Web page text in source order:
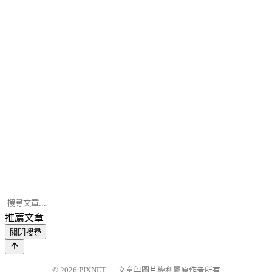
推薦文章
關閉搜尋
© 2026 PIXNET 文章與圖片權利屬原作者所有